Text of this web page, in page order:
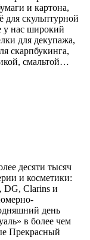
и картона,
для скульптурной
у нас широкий
для декупажа,
скарпбукинга,
смальтой…
десяти тысяч
и косметики:
DG, Clarins и
день
в более чем
Прекрасный